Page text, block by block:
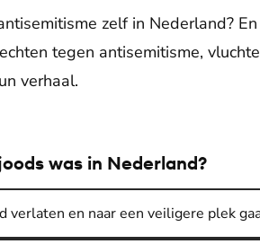
zelf in Nederland?
tegen antisemitisme,
verhaal.
was in Nederland?
verlaten en naar een veiligere plek